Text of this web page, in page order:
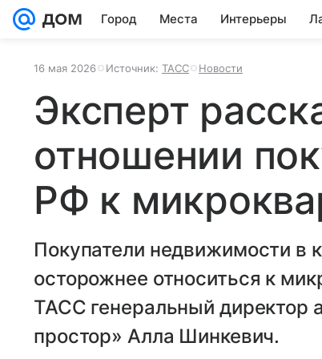
Город Места Интерьеры
16 мая 2026 Источник: ТАСС Новости
Эксперт
отношении
РФ к
Покупатели недвижимости в
осторожнее относиться к
ТАСС генеральный директор
простор» Алла Шинкевич.